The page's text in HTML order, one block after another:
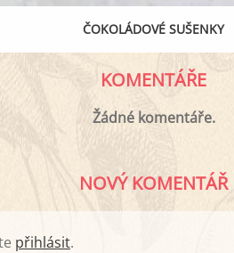
ČOKOLÁDOVÉ SUŠENKY
KOMENTÁŘE
Žádné komentáře.
NOVÝ KOMENTÁŘ
přihlásit.